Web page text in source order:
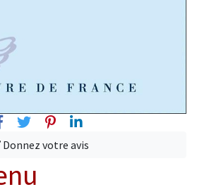
FacebookTwitterPinterest
Linkedin
Donnez votre avis